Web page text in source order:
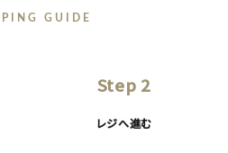
GUIDE
Step 2
レジへ進む